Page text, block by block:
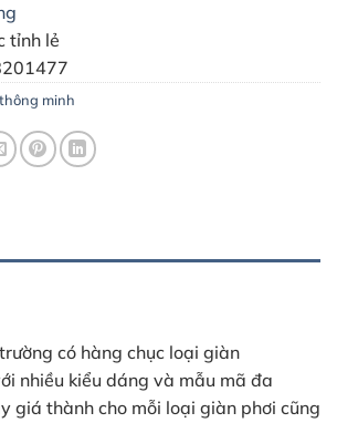
tỉnh lẻ
minh
có hàng chục loại giàn
nhiều kiểu dáng và mẫu mã đa
giá thành cho mỗi loại giàn phơi cũng